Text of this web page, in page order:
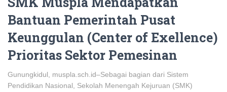
Bantuan Pemerintah Pusat
Keunggulan (Center of Exellence)
Prioritas Sektor Pemesinan
Gunungkidul, muspla.sch.id–Sebagai bagian dari Sistem
Pendidikan Nasional, Sekolah Menengah Kejuruan (SMK)